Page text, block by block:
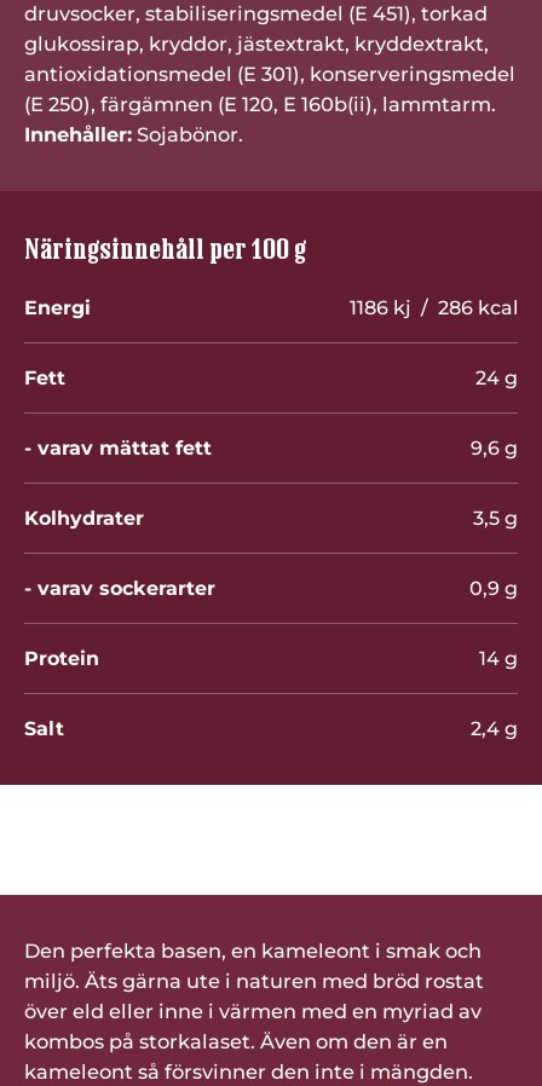
Näringsinnehåll per 100 g
Energi 1186 kj / 286 kcal
Fett 24 g
- varav mättat fett 9,6 g
Kolhydrater 3,5 g
- varav sockerarter 0,9 g
Protein 14 g
Salt 2,4 g
druvsocker, stabiliseringsmedel (E 451), torkad
glukossirap, kryddor, jästextrakt, kryddextrakt,
antioxidationsmedel (E 301), konserveringsmedel
(E 250), färgämnen (E 120, E 160b(ii), lammtarm.
Innehåller:Sojabönor.
Den perfekta basen, en kameleont i smak och
miljö. Äts gärna ute i naturen med bröd rostat
över eld eller inne i värmen med en myriad av
kombos på storkalaset. Även om den är en
kameleont så försvinner den inte i mängden.